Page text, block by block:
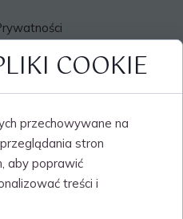
pobrania
COOKIE
przechowywane na
stron
aby poprawić
treści i